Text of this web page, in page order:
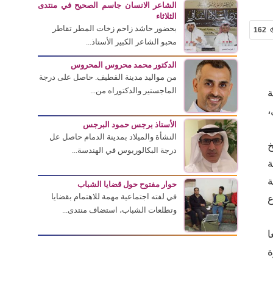
162
الشاعر الانسان جاسم الصحيح في منتدى
الثلاثاء
بحضور حاشد زاحم زخات المطر تقاطر
محبو الشاعر الكبير الأستاذ...
الدكتور محمد محروس المحروس
من مواليد مدينة القطيف. حاصل على درجة
الماجستير والدكتوراه من...
الأستاذ برجس حمود البرجس
النشأة والميلاد بمدينة الدمام حاصل عل
درجة البكالوريوس في الهندسة...
حوار مفتوح حول قضايا الشباب
في لفته اجتماعية مهمة للاهتمام بقضايا
وتطلعات الشباب، استضاف منتدى...